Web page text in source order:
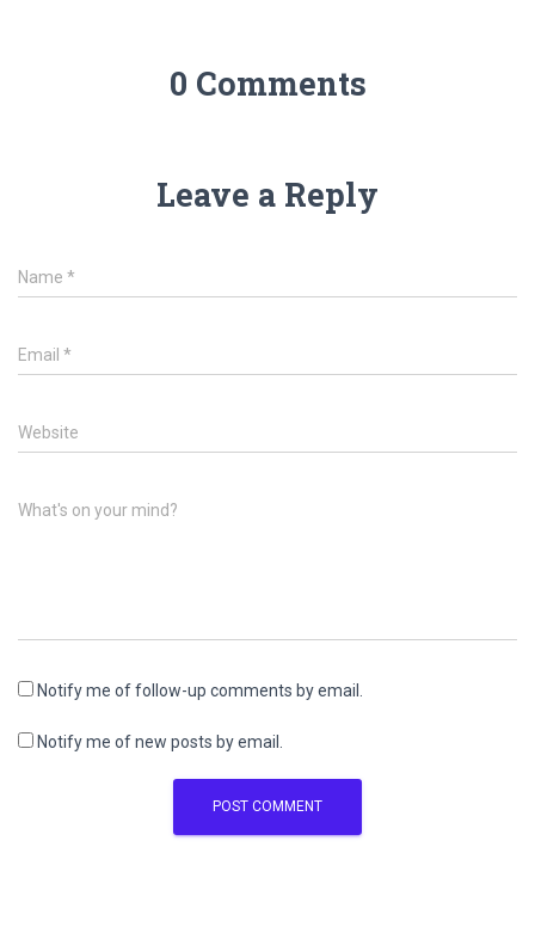
0 Comments
Leave a Reply
Name *
Email *
Website
What's on your mind?
Notify me of follow-up comments by email.
Notify me of new posts by email.